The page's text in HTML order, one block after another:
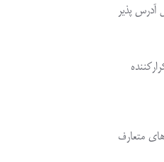
آدرس پذیر
متعارف